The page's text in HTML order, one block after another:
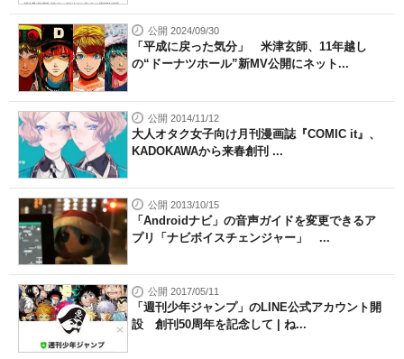
公開 2024/09/30
「平成に戻った気分」 米津玄師、11年越し
の“ドーナツホール”新MV公開にネット...
公開 2014/11/12
大人オタク女子向け月刊漫画誌『COMIC it』、
KADOKAWAから来春創刊 ...
公開 2013/10/15
「Androidナビ」の音声ガイドを変更できるア
プリ「ナビボイスチェンジャー」 ...
公開 2017/05/11
「週刊少年ジャンプ」のLINE公式アカウント開
設 創刊50周年を記念して | ね...